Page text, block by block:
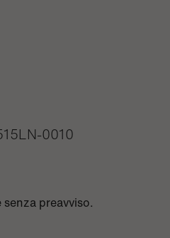
0010
preavviso.